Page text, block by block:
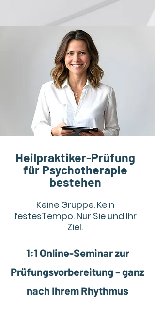
Heilpraktiker-Prüfung
für Psychotherapie
bestehen
Keine Gruppe. Kein
festesTempo. Nur Sie und Ihr
Ziel.
1:1 Online-Seminar zur
Prüfungsvorbereitung – ganz
nach Ihrem Rhythmus